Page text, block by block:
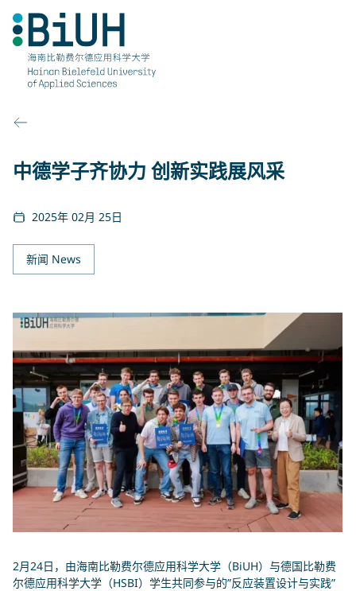
中德学子齐协力 创新实践展风采
2025年 02月 25日
新闻 News
2月24日，由海南比勒费尔德应用科学大学（BiUH）与德国比勒费
尔德应用科学大学（HSBI）学生共同参与的”反应装置设计与实践”